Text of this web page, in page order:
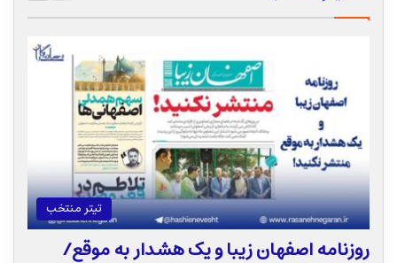
تیتر منتخب
روزنامه اصفهان زیبا و یک هشدار به موقع/